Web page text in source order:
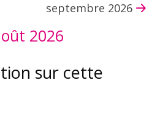
2026
septembre 2026
sur cette